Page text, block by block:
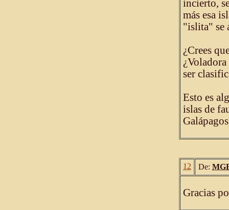
incierto,
más esa
"islita" se
¿Crees
ser
Esto es
islas de
12 De:
Gracias